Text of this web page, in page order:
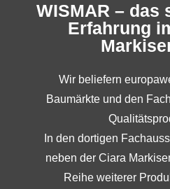
WISMAR – das
Erfahrung
Wir beliefern
Baumärkte und den
In den dortigen
neben der Ciara
Reihe weiterer